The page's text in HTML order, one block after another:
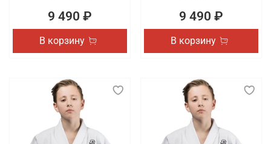
9 490 ₽
В корзину
9 490 ₽
В корзину